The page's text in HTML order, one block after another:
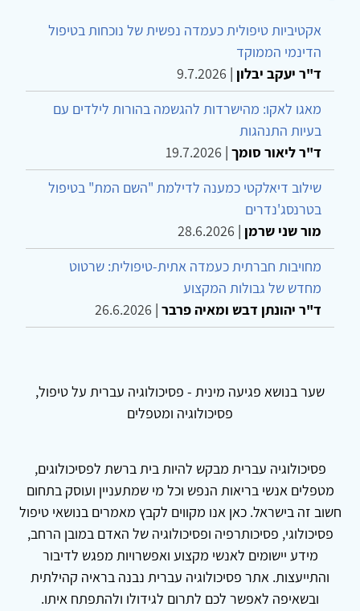
אקטיביות טיפולית כעמדה נפשית של נוכחות בטיפול
הדינמי הממוקד
ד"ר יעקב יבלון |
9.7.2026
מאגו לאקו: מהישרדות להגשמה בהורות לילדים עם
בעיות התנהגות
ד"ר ליאור סומך |
19.7.2026
שילוב דיאלקטי כמענה לדילמת "השם המת" בטיפול
בטרנסג'נדרים
מור שני שרמן |
28.6.2026
מחויבות חברתית כעמדה אתית-טיפולית: שרטוט
מחדש של גבולות המקצוע
ד"ר יהונתן דבש ומאיה פרבר |
26.6.2026
שער בנושא פגיעה מינית - פסיכולוגיה עברית על טיפול,
פסיכולוגיה ומטפלים
פסיכולוגיה עברית מבקש להיות בית ברשת לפסיכולוגים,
מטפלים אנשי בריאות הנפש וכל מי שמתעניין ועוסק בתחום
חשוב זה בישראל. כאן אנו מקווים לקבץ מאמרים בנושאי טיפול
פסיכולוגי, פסיכותרפיה ופסיכולוגיה של האדם במובן הרחב,
מידע יישומים לאנשי מקצוע ואפשרויות מפגש לדיבור
והתייעצות. אתר פסיכולוגיה עברית נבנה בראיה קהילתית
ובשאיפה לאפשר לכם לתרום לגידולו ולהתפתח איתו.